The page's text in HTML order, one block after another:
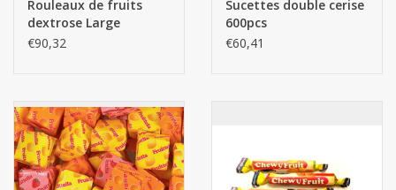
dans la case commentaires.
Fun Fruit Toffee Mix 1kg
Rouleaux de fruits
dextrose Large
2500pcs - DEX
€90,32
Sucettes double cerise
600pcs
€60,41